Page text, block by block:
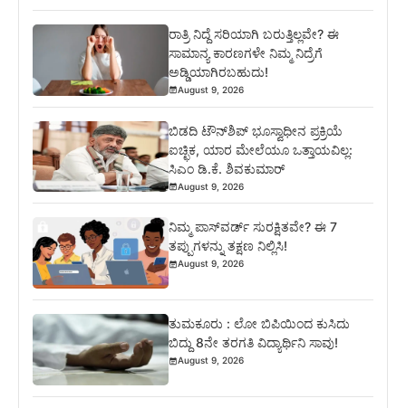
ರಾತ್ರಿ ನಿದ್ದೆ ಸರಿಯಾಗಿ ಬರುತ್ತಿಲ್ಲವೇ? ಈ
ಸಾಮಾನ್ಯ ಕಾರಣಗಳೇ ನಿಮ್ಮ ನಿದ್ರೆಗೆ
ಅಡ್ಡಿಯಾಗಿರಬಹುದು!
August 9, 2026
ಬಿಡದಿ ಟೌನ್‌ಶಿಪ್‌ ಭೂಸ್ವಾಧೀನ ಪ್ರಕ್ರಿಯೆ
ಐಚ್ಛಿಕ, ಯಾರ ಮೇಲೆಯೂ ಒತ್ತಾಯವಿಲ್ಲ:
ಸಿಎಂ ಡಿ.ಕೆ. ಶಿವಕುಮಾರ್
August 9, 2026
ನಿಮ್ಮ ಪಾಸ್‌ವರ್ಡ್ ಸುರಕ್ಷಿತವೇ? ಈ 7
ತಪ್ಪುಗಳನ್ನು ತಕ್ಷಣ ನಿಲ್ಲಿಸಿ!
August 9, 2026
ತುಮಕೂರು : ಲೋ ಬಿಪಿಯಿಂದ ಕುಸಿದು
ಬಿದ್ದು 8ನೇ ತರಗತಿ ವಿದ್ಯಾರ್ಥಿನಿ ಸಾವು!
August 9, 2026